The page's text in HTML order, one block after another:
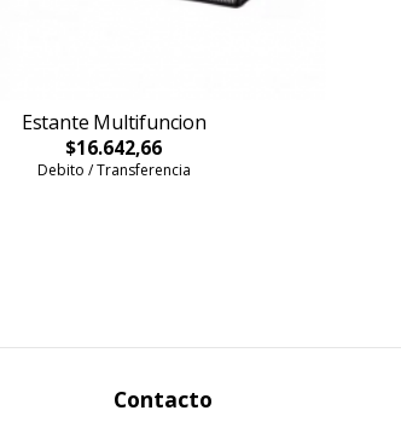
Estante Multifuncion
$16.642,66
Debito / Transferencia
Contacto